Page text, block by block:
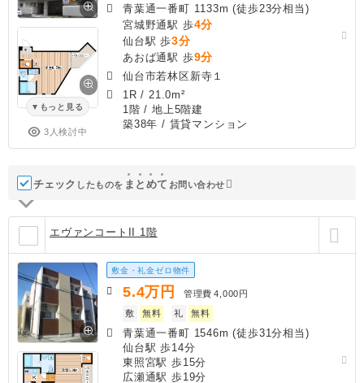
もっと見る
3人検討中
青葉通一番町 1133m (徒歩23分相当)
宮城野通駅 歩4分
仙台駅 歩3分
あおば通駅 歩9分
仙台市若林区新寺１
1R / 21.0m²
1階 / 地上5階建
築38年 / 賃貸マンション
チェック したものを ま と めて お問い合わせ
エヴァンコートII 1階
敷金・礼金ゼロ物件
5.4万円 管理費 4,000円
敷
無料 礼 無料
青葉通一番町 1546m (徒歩31分相当)
仙台駅 歩14分
東照宮駅 歩15分
広瀬通駅 歩19分